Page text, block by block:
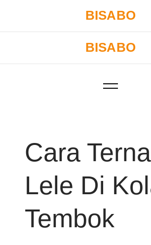
content
BISABO
BISABO
Cara
Lele Di
Tembok